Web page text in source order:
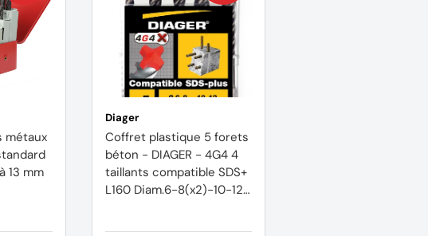
Diager
Coffret plastique 5 forets
béton - DIAGER - 4G4 4
taillants compatible SDS+
L160 Diam.6-8(x2)-10-12